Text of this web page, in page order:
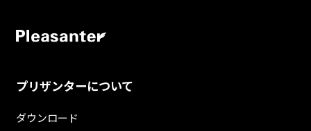
プリザンターについて
ダウンロード